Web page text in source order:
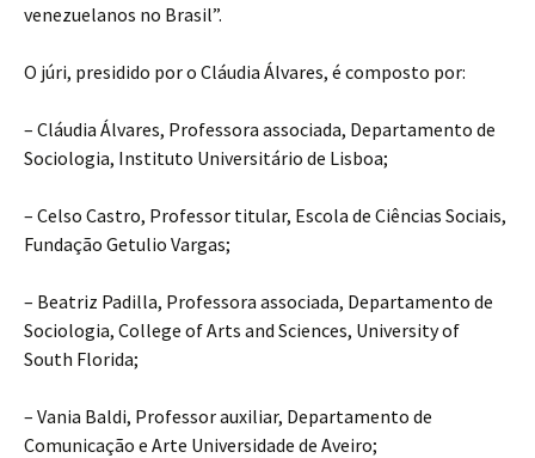
venezuelanos no Brasil”.
O júri, presidido por o Cláudia Álvares, é composto por:
– Cláudia Álvares, Professora associada, Departamento de
Sociologia, Instituto Universitário de Lisboa;
– Celso Castro, Professor titular, Escola de Ciências Sociais,
Fundação Getulio Vargas;
– Beatriz Padilla, Professora associada, Departamento de
Sociologia, College of Arts and Sciences, University of
South Florida;
– Vania Baldi, Professor auxiliar, Departamento de
Comunicação e Arte Universidade de Aveiro;